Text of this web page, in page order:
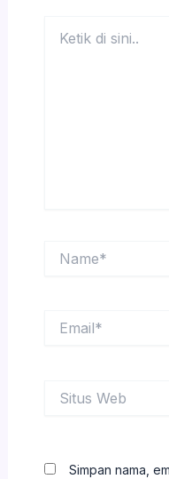
Web
Simpan nama,